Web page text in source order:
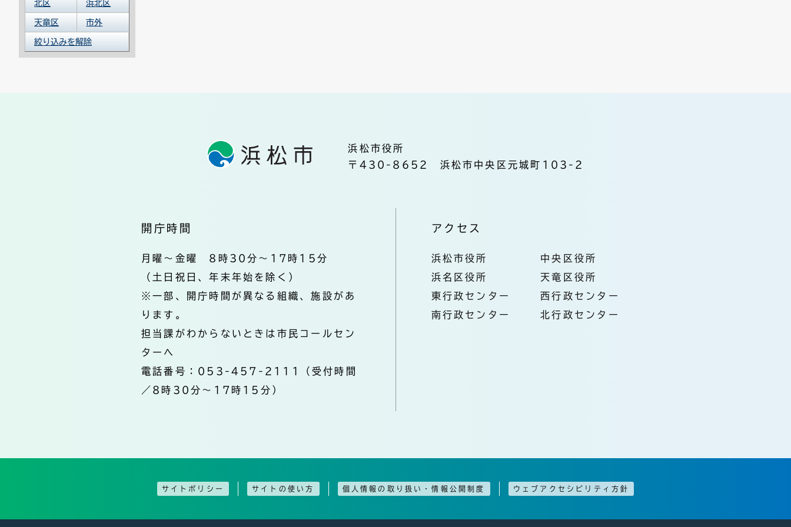
北区 浜北区
天竜区 市外
絞り込みを解除
浜松市役所
〒430-8652 浜松市中央区元城町103-2
開庁時間
月曜～金曜 8時30分～17時15分
（土日祝日、年末年始を除く）
※一部、開庁時間が異なる組織、施設があ
ります。
担当課がわからないときは市民コールセン
ターへ
電話番号：053-457-2111（受付時間
／8時30分～17時15分）
アクセス
浜松市役所
中央区役所
浜名区役所
天竜区役所
東行政センター
西行政センター
南行政センター
北行政センター
サイトポリシー サイトの使い方 個人情報の取り扱い・情報公開制度 ウェブアクセシビリティ方針